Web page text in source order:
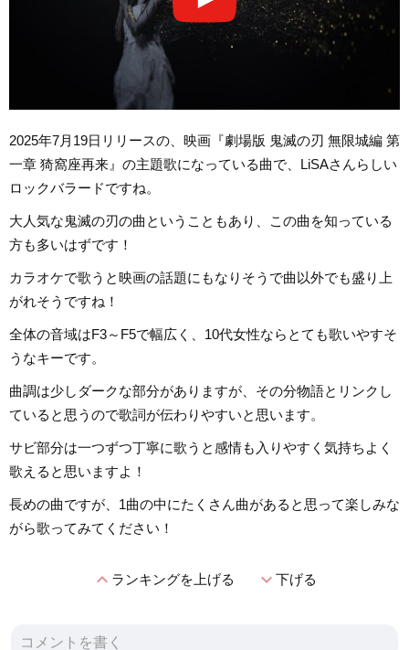
2025年7月19日リリースの、映画『劇場版 鬼滅の刃 無限城編 第
一章 猗窩座再来』の主題歌になっている曲で、LiSAさんらしい
ロックバラードですね。
大人気な鬼滅の刃の曲ということもあり、この曲を知っている
方も多いはずです！
カラオケで歌うと映画の話題にもなりそうで曲以外でも盛り上
がれそうですね！
全体の音域はF3～F5で幅広く、10代女性ならとても歌いやすそ
うなキーです。
曲調は少しダークな部分がありますが、その分物語とリンクし
ていると思うので歌詞が伝わりやすいと思います。
サビ部分は一つずつ丁寧に歌うと感情も入りやすく気持ちよく
歌えると思いますよ！
長めの曲ですが、1曲の中にたくさん曲があると思って楽しみな
がら歌ってみてください！
expand_lessランキングを上げる expand_more下げる